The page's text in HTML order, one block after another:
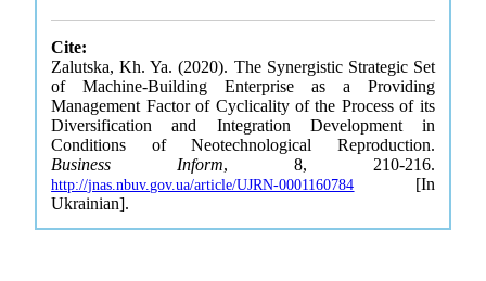
Cite:
Zalutska, Kh. Ya. (2020). The Synergistic Strategic Set
of Machine-Building Enterprise as a Providing
Management Factor of Cyclicality of the Process of its
Diversification and Integration Development in
Conditions of Neotechnological Reproduction.
Business Inform, 8, 210-216.
http://jnas.nbuv.gov.ua/article/UJRN-0001160784 [In
Ukrainian].